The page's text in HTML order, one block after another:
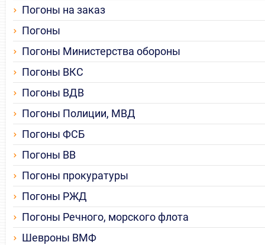
Погоны на заказ
Погоны
Погоны Министерства обороны
Погоны ВКС
Погоны ВДВ
Погоны Полиции, МВД
Погоны ФСБ
Погоны ВВ
Погоны прокуратуры
Погоны РЖД
Погоны Речного, морского флота
Шевроны ВМФ